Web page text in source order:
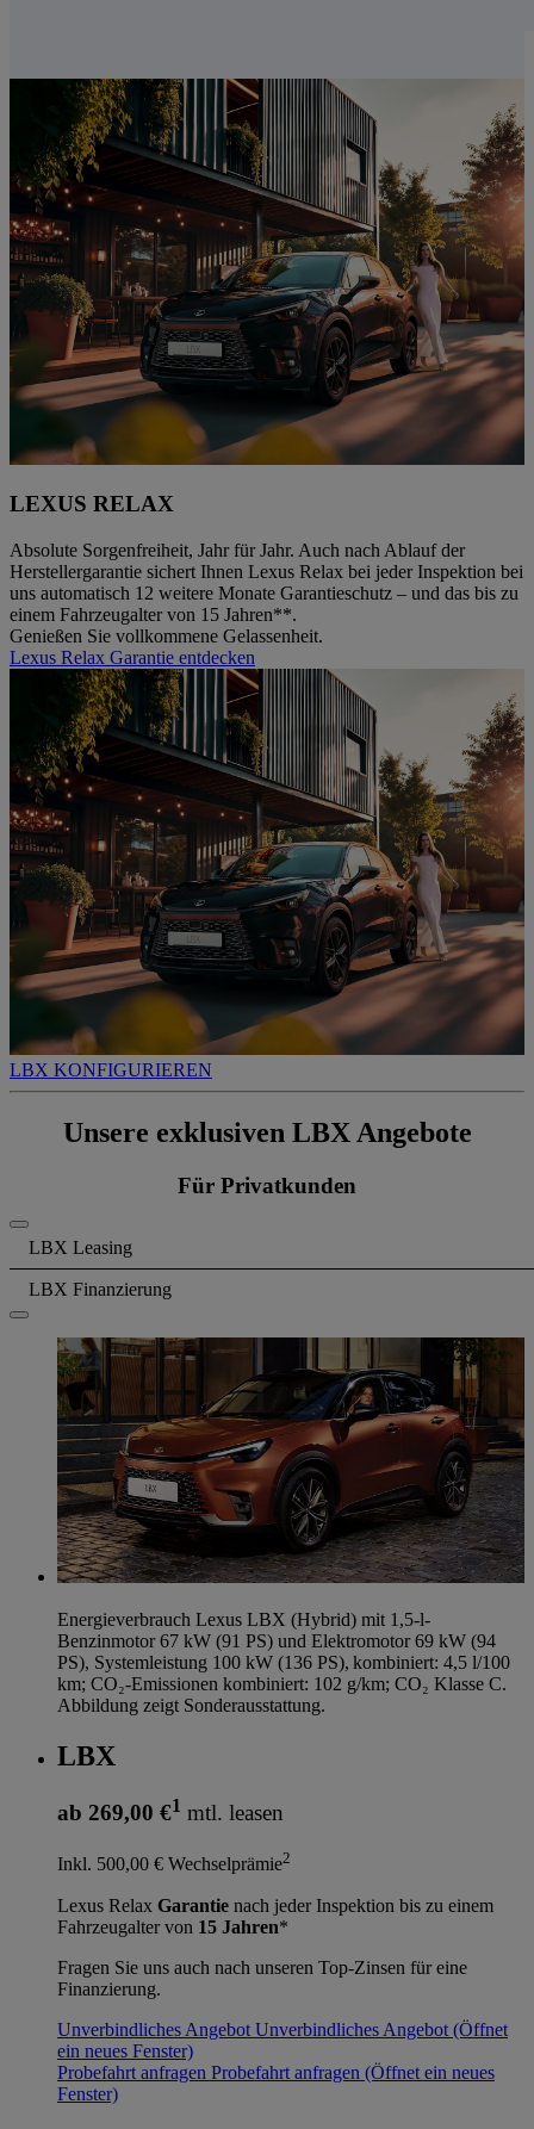
LEXUS RELAX
Absolute Sorgenfreiheit, Jahr für Jahr. Auch nach Ablauf der
Herstellergarantie sichert Ihnen Lexus Relax bei jeder Inspektion bei
uns automatisch 12 weitere Monate Garantieschutz – und das bis zu
einem Fahrzeugalter von 15 Jahren**.
Genießen Sie vollkommene Gelassenheit.
Lexus Relax Garantie entdecken
LBX KONFIGURIEREN
Unsere exklusiven LBX Angebote
Für Privatkunden
LBX Leasing
LBX Finanzierung
Energieverbrauch Lexus LBX (Hybrid) mit 1,5-l-
Benzinmotor 67 kW (91 PS) und Elektromotor 69 kW (94
PS), Systemleistung 100 kW (136 PS), kombiniert: 4,5 l/100
km; CO₂-Emissionen kombiniert: 102 g/km; CO₂ Klasse C.
Abbildung zeigt Sonderausstattung.
LBX
ab 269,00 €1 mtl. leasen
Inkl. 500,00 € Wechselprämie2
Lexus Relax Garantie nach jeder Inspektion bis zu einem
Fahrzeugalter von 15 Jahren*
Fragen Sie uns auch nach unseren Top-Zinsen für eine
Finanzierung.
Unverbindliches Angebot Unverbindliches Angebot (Öffnet
ein neues Fenster)
Probefahrt anfragen Probefahrt anfragen (Öffnet ein neues
Fenster)